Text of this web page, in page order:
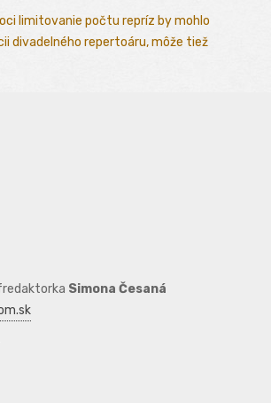
limitovanie počtu repríz by mohlo
divadelného repertoáru, môže tiež
Simona Česaná